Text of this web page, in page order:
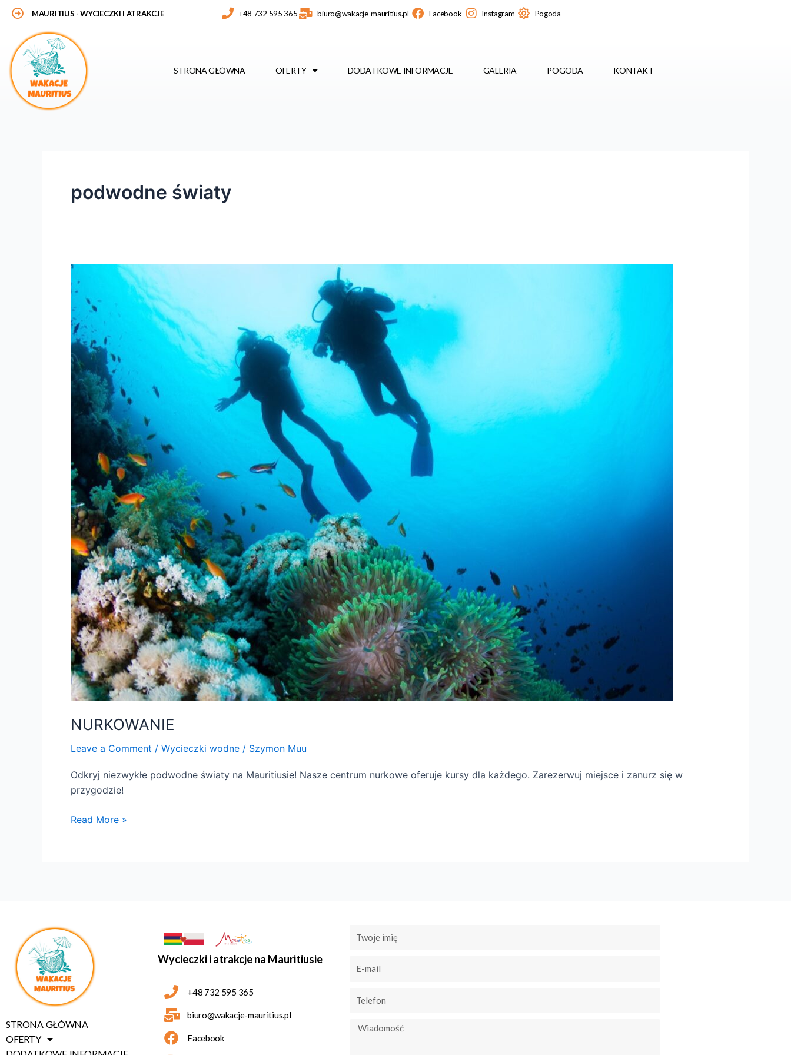
Skip
content
MAURITIUS - WYCIECZKI I ATRAKCJE +48 732 595 365 biuro@wakacje-mauritius.pl Facebook Instagram Pogoda
STRONA GŁÓWNA OFERTY DODATKOWE INFORMACJE GALERIA POGODA KONTAKT
podwodne światy
NURKOWANIE
Leave a Comment / Wycieczki wodne / Szymon Muu
Odkryj niezwykłe podwodne światy na Mauritiusie! Nasze centrum nurkowe oferuje kursy dla każdego. Zarezerwuj miejsce i zanurz się w
przygodzie!
NURKOWANIE
Read More »
STRONA GŁÓWNA
OFERTY
Wycieczki i atrakcje na Mauritiusie
+48 732 595 365
biuro@wakacje-mauritius.pl
Facebook